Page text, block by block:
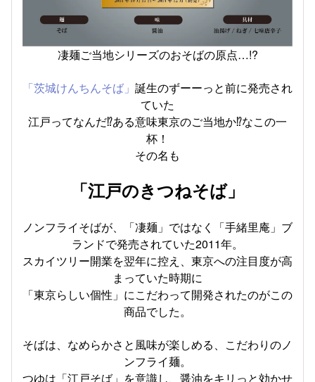
凄麺ご当地シリーズのおそばの原点…!?
「茨城けんちんそば」 誕生のずーーっと前に発売され
ていた
江戸ってなんだ⁉ある意味東京のご当地か⁉なこの一
杯！
その名も
「江戸のきつねそば」
ノンフライそばが、「凄麺」ではなく「手緒里庵」ブ
ランドで発売されていた2011年。
スカイツリー開業を翌年に控え、東京への注目度が高
まっていた時期に
「東京らしい個性」にこだわって開発されたのがこの
商品でした。
そばは、なめらかさと風味が楽しめる、こだわりのノ
ンフライ麺。
つゆは「江戸そば」を意識し、醤油をキリっと効かせ